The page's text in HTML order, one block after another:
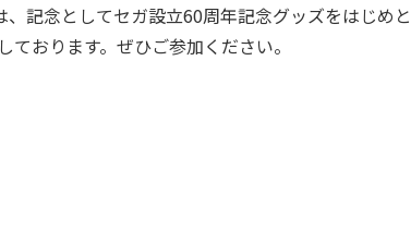
記念としてセガ設立60周年記念グッズをはじめ
おります。ぜひご参加ください。